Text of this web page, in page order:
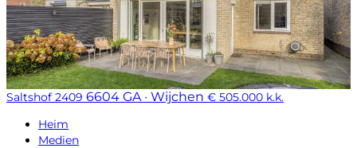
Saltshof 2409 6604 GA · Wijchen € 505.000 k.k.
Heim
Medien